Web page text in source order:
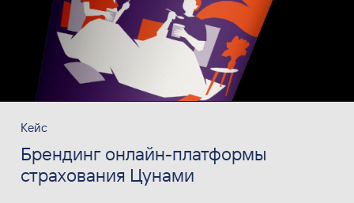
Кейс
Брендинг онлайн-платформы
страхования Цунами